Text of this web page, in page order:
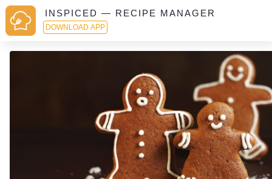
INSPICED — RECIPE MANAGER
DOWNLOAD APP